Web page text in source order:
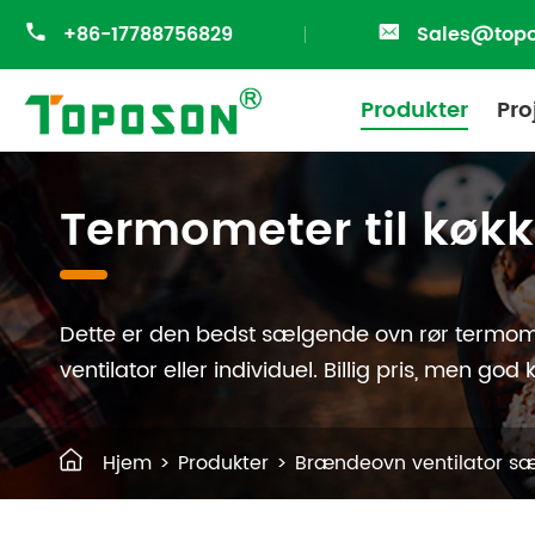
 +86-17788756829 
Produkter
Termometer til
Dette er den bedst sælgende ovn rør
ventilator eller individuel. Billig pris, men god
 Hjem Produkter Brændeovn ventilator